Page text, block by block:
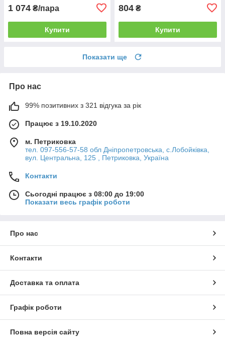
1 074 ₴/пара
Купити
804 ₴
Купити
Показати ще
Про нас
99% позитивних з 321 відгука за рік
Працює з 19.10.2020
м. Петриковка
тел. 097-556-57-58 обл Дніпропетровська, с.Лобойківка,
вул. Центральна, 125 , Петриковка, Україна
Контакти
Сьогодні працює з 08:00 до 19:00
Показати весь графік роботи
Про нас
Контакти
Доставка та оплата
Графік роботи
Повна версія сайту